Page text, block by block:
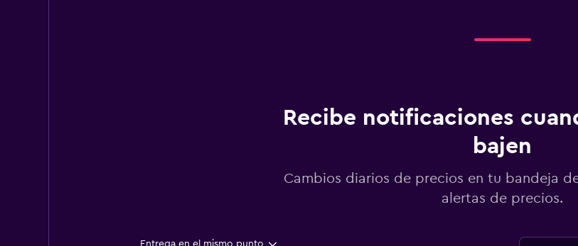
Recibe notificaciones
bajen
Cambios diarios de precios en tu bandeja
alertas de precios.
Entrega en el mismo punto